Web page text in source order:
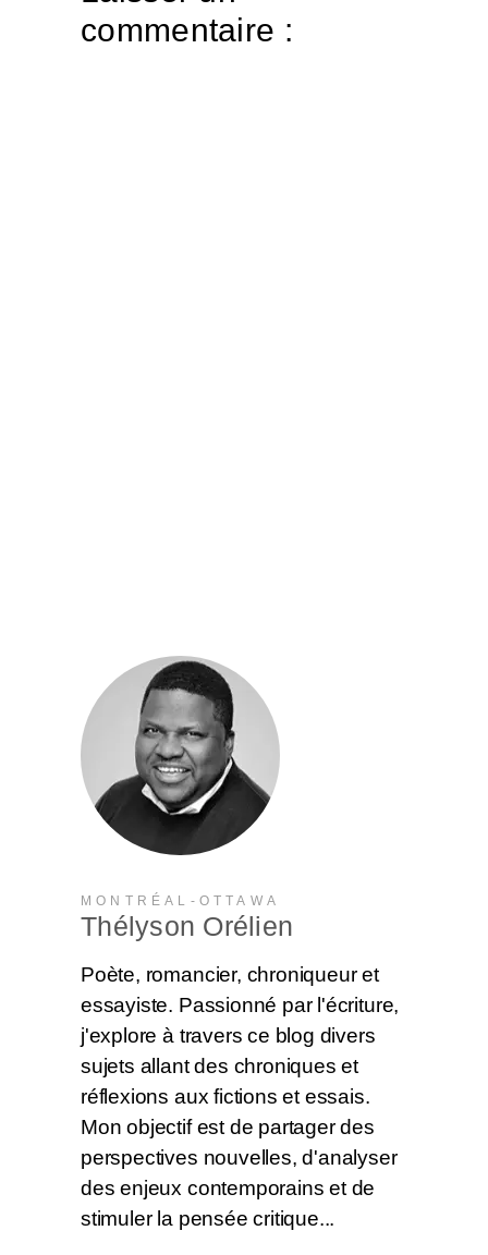
commentaire :
MONTRÉAL-OTTAWA
Thélyson Orélien
Poète, romancier, chroniqueur et
essayiste. Passionné par l'écriture,
j'explore à travers ce blog divers
sujets allant des chroniques et
réflexions aux fictions et essais.
Mon objectif est de partager des
perspectives nouvelles, d'analyser
des enjeux contemporains et de
stimuler la pensée critique...